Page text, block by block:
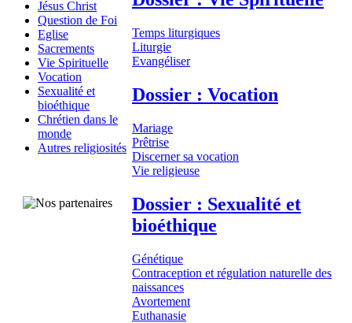
Jésus Christ
Question de Foi
Eglise
Sacrements
Vie Spirituelle
Vocation
Sexualité et
bioéthique
Chrétien dans le
monde
Autres religiosités
Temps liturgiques
Liturgie
Evangéliser
Dossier : Vocation
Mariage
Prêtrise
Discerner sa vocation
Vie religieuse
Dossier : Sexualité et
bioéthique
Génétique
Contraception et régulation naturelle des
naissances
Avortement
Euthanasie